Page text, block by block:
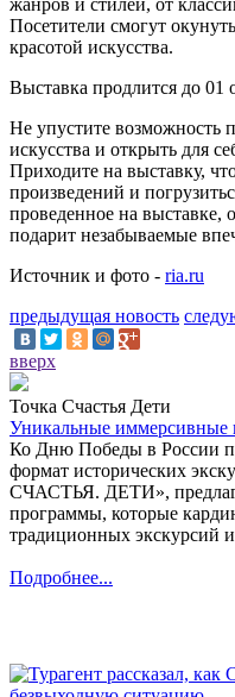
Посетители смогут
красотой искусства.
Выставка продлится до 01
Не упустите возможность
искусства и открыть для
Приходите на выставку,
произведений и
проведенное на выставке,
подарит незабываемые
Источник и фото - ria.ru
предыдущая новость
вверх
Точка Счастья Дети
Уникальные иммерсивные
Ко Дню Победы в России
формат исторических
СЧАСТЬЯ. ДЕТИ»,
программы, которые
традиционных экскурсий
Подробнее...